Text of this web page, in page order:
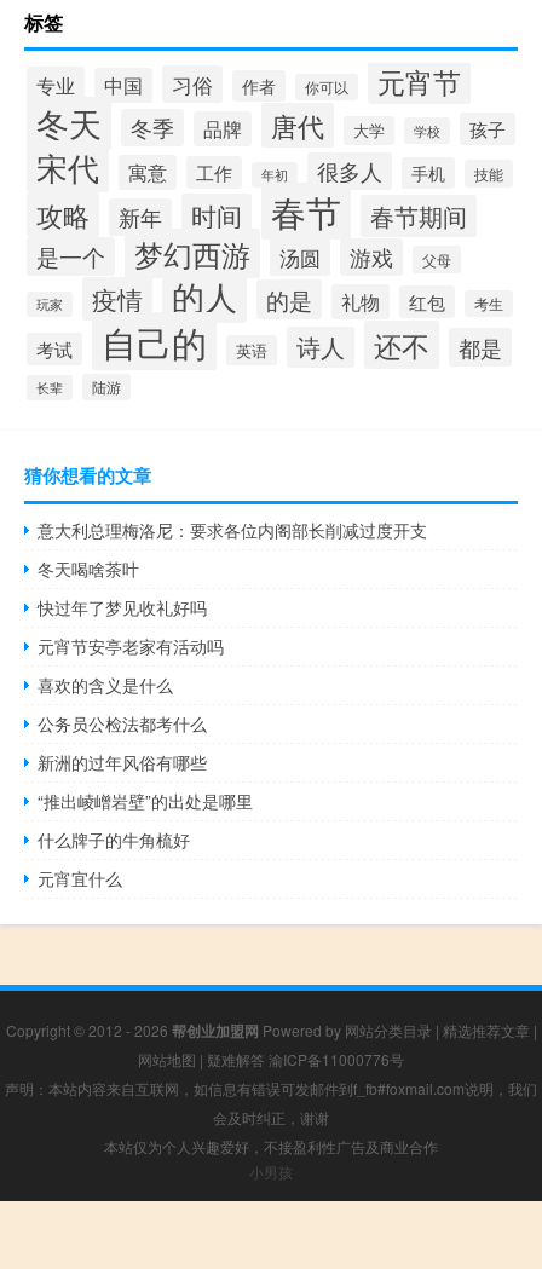
标签
专业 中国 习俗 作者 你可以 元宵节
冬天 冬季 品牌 唐代 大学 学校 孩子
宋代 寓意 工作 年初 很多人 手机 技能
攻略 新年 时间 春节 春节期间
是一个 梦幻西游 汤圆 游戏 父母
玩家 疫情 的人 的是 礼物 红包 考生
考试 自己的 英语 诗人 还不 都是
长辈 陆游
猜你想看的文章
意大利总理梅洛尼：要求各位内阁部长削减过度开支
冬天喝啥茶叶
快过年了梦见收礼好吗
元宵节安亭老家有活动吗
喜欢的含义是什么
公务员公检法都考什么
新洲的过年风俗有哪些
“推出崚嶒岩壁”的出处是哪里
什么牌子的牛角梳好
元宵宜什么
Copyright © 2012 - 2026 帮创业加盟网 Powered by 网站分类目录 | 精选推荐文章 |
网站地图 | 疑难解答 渝ICP备11000776号
声明：本站内容来自互联网，如信息有错误可发邮件到f_fb#foxmail.com说明，我们
会及时纠正，谢谢
本站仅为个人兴趣爱好，不接盈利性广告及商业合作
小男孩